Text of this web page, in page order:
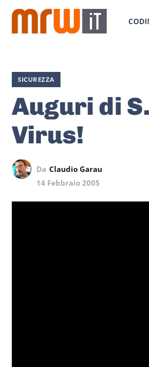
SICUREZZA
Auguri di
Virus!
Da Claudio Garau
14 Febbraio 2005